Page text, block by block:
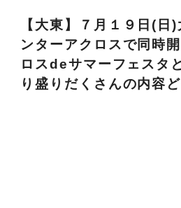
【大東】７月１９日(日
ンターアクロスで同時
ロスdeサマーフェスタ
り盛りだくさんの内容